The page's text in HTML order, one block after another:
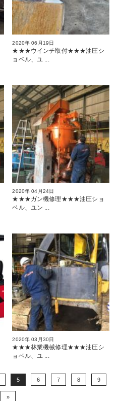
2020年 06月19日
★★★ウインチ取付★★★油圧シ
ョベル、ユ ...
2020年 04月24日
★★★ガン機修理★★★油圧ショ
ベル、ユン ...
2020年 03月30日
★★★林業機械修理★★★油圧シ
ョベル、ユ ...
5 6 7 8 9
»